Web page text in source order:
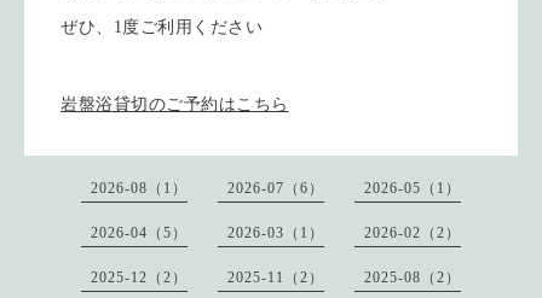
ぜひ、1度ご利用ください
岩盤浴貸切のご予約はこちら
2026-08（1） 2026-07（6） 2026-05（1）
2026-04（5） 2026-03（1） 2026-02（2）
2025-12（2） 2025-11（2） 2025-08（2）